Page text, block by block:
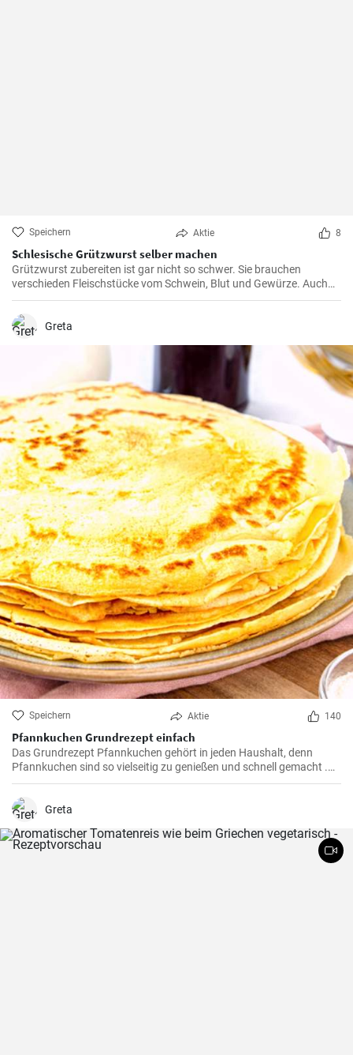
Speichern Aktie 8
Schlesische Grützwurst selber machen
Grützwurst zubereiten ist gar nicht so schwer. Sie brauchen
verschieden Fleischstücke vom Schwein, Blut und Gewürze. Auch
das klassische DDR Gericht Tote Oma wird mit Grützwurst
zubereitet. Die Grütze (aus Getreide) bindet die Wurst .
Greta
Speichern Aktie 140
Pfannkuchen Grundrezept einfach
Das Grundrezept Pfannkuchen gehört in jeden Haushalt, denn
Pfannkuchen sind so vielseitig zu genießen und schnell gemacht .
Süß oder herzhaft gefüllt sind die Pfannkuchen mit Milch und Eiern
ein Genuß für groß und klein .
Greta